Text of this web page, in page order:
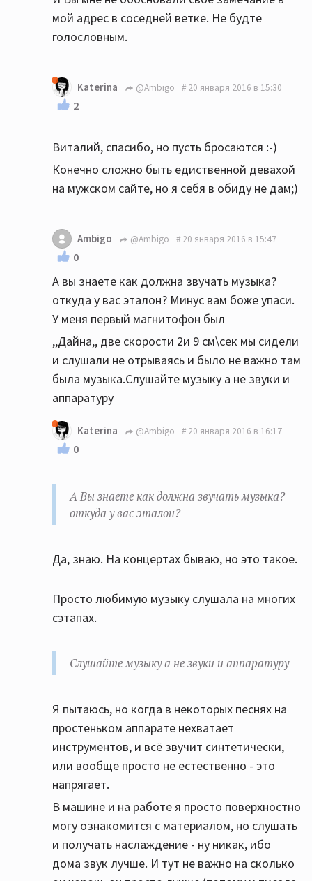
мой адрес в соседней ветке. Не будте
голословным.
Katerina @Ambigo 20 января 2016 в 15:30
2
Виталий, спасибо, но пусть бросаются :-)
Конечно сложно быть едиственной девахой
на мужском сайте, но я себя в обиду не дам;)
Ambigo @Ambigo 20 января 2016 в 15:47
0
А вы знаете как должна звучать музыка?
откуда у вас эталон? Минус вам боже упаси.
У меня первый магнитофон был
,,Дайна,, две скорости 2и 9 см\сек мы сидели
и слушали не отрываясь и было не важно там
была музыка.Слушайте музыку а не звуки и
аппаратуру
Katerina @Ambigo 20 января 2016 в 16:17
0
А Вы знаете как должна звучать музыка?
откуда у вас эталон?
Да, знаю. На концертах бываю, но это такое.
Просто любимую музыку слушала на многих
сэтапах.
Слушайте музыку а не звуки и аппаратуру
Я пытаюсь, но когда в некоторых песнях на
простеньком аппарате нехватает
инструментов, и всё звучит синтетически,
или вообще просто не естественно - это
напрягает.
В машине и на работе я просто поверхностно
могу ознакомится с материалом, но слушать
и получать наслаждение - ну никак, ибо
дома звук лучше. И тут не важно на сколько